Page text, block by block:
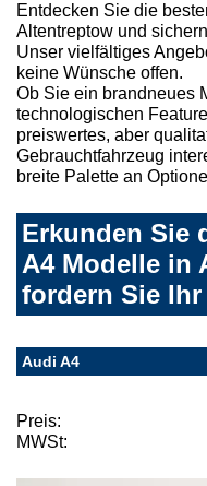
Entdecken Sie die
Altentreptow und
Unser vielfältiges
keine Wünsche offen.
Ob Sie ein brandneues
technologischen
preiswertes, aber
Gebrauchtfahrzeug
breite Palette an
Erkunden Sie
A4 Modelle in
fordern Sie
Audi A4
Preis:
MWSt: